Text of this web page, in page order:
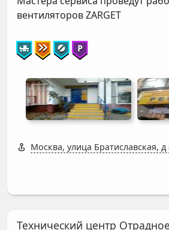
вентиляторовZARGET
Москва, улица Братиславская, д
Технический центр Отрадное